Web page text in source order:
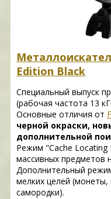
Edition Black
Специальный выпуск
(рабочая частота 13
Основные отличия от
черной окраски,
дополнительной
Режим "Cache Locating
массивных предметов
Дополнительный
мелких целей
самородки).